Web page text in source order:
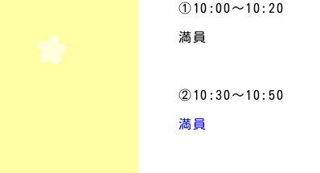
①10:00～10:20
満員
②10:30～10:50
満員